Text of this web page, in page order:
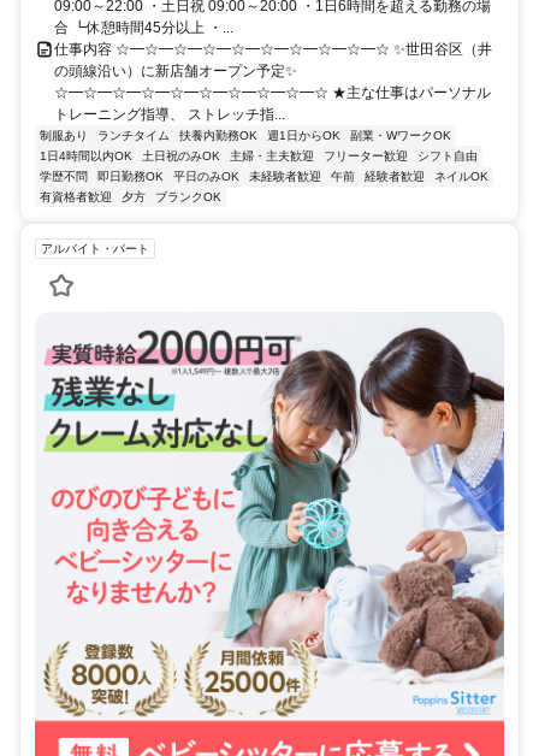
09:00～22:00 ・土日祝 09:00～20:00 ・1日6時間を超える勤務の場
合 ┗休憩時間45分以上 ・...
仕事内容 ☆━☆━☆━☆━☆━☆━☆━☆━☆━☆ ✨世田谷区（井
の頭線沿い）に新店舗オープン予定✨
☆━☆━☆━☆━☆━☆━☆━☆━☆━☆ ★主な仕事はパーソナル
トレーニング指導、 ストレッチ指...
制服あり ランチタイム 扶養内勤務OK 週1日からOK
副業・WワークOK
1日4時間以内OK
土日祝のみOK 主婦・主夫歓迎 フリーター歓迎
シフト自由
学歴不問
即日勤務OK 平日のみOK 未経験者歓迎 午前 経験者歓迎
ネイルOK
有資格者歓迎
夕方 ブランクOK
アルバイト・パート